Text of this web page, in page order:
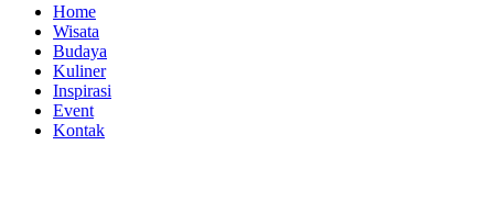
Home
Wisata
Budaya
Kuliner
Inspirasi
Event
Kontak